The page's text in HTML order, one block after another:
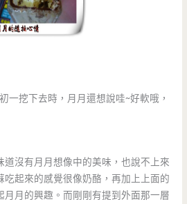
一挖下去時，月月還想說哇~好軟哦，
沒有月月想像中的美味，也說不上來
吃起來的感覺很像奶酪，再加上上面的
月的興趣。而剛剛有提到外面那一層